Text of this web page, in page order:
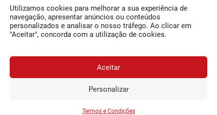
Utilizamos cookies para melhorar a sua experiência de
navegação, apresentar anúncios ou conteúdos
personalizados e analisar o nosso tráfego. Ao clicar em
"Aceitar", concorda com a utilização de cookies.
Aceitar
Personalizar
Termos e Condições
0,34€/semana
Siga-nos
Facebook
O Jornal da Bairrada
Contactos
Termos e Condições
© 2026 Jornal da Bairrada